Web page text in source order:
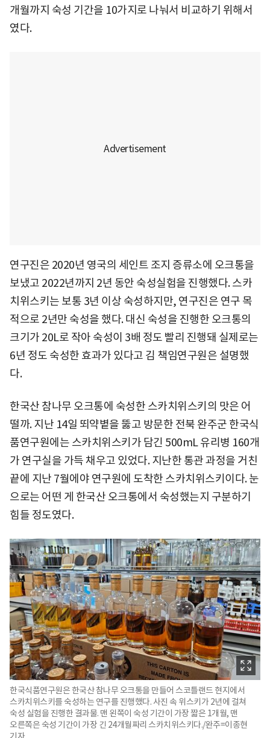
개월까지 숙성 기간을 10가지로 나눠서 비교하기 위해서
였다.
연구진은 2020년 영국의 세인트 조지 증류소에 오크통을
보냈고 2022년까지 2년 동안 숙성실험을 진행했다. 스카
치위스키는 보통 3년 이상 숙성하지만, 연구진은 연구 목
적으로 2년만 숙성을 했다. 대신 숙성을 진행한 오크통의
크기가 20L로 작아 숙성이 3배 정도 빨리 진행돼 실제로는
6년 정도 숙성한 효과가 있다고 김 책임연구원은 설명했
다.
한국산 참나무 오크통에 숙성한 스카치위스키의 맛은 어
떨까. 지난 14일 뙤약볕을 뚫고 방문한 전북 완주군 한국식
품연구원에는 스카치위스키가 담긴 500mL 유리병 160개
가 연구실을 가득 채우고 있었다. 지난한 통관 과정을 거친
끝에 지난 7월에야 연구원에 도착한 스카치위스키이다. 눈
으로는 어떤 게 한국산 오크통에서 숙성했는지 구분하기
힘들 정도였다.
한국식품연구원은 한국산 참나무 오크통을 만들어 스코틀랜드 현지에서
스카치위스키를 숙성하는 연구를 진행했다. 사진 속 위스키가 2년에 걸쳐
숙성 실험을 진행한 결과물. 맨 왼쪽이 숙성 기간이 가장 짧은 1개월, 맨
오른쪽은 숙성 기간이 가장 긴 24개월짜리 스카치위스키다./완주=이종현